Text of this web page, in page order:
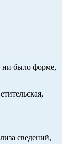
ни было форме,
сведений,